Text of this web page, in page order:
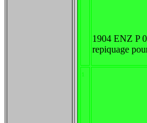
1904 ENZ P
repiquage
1